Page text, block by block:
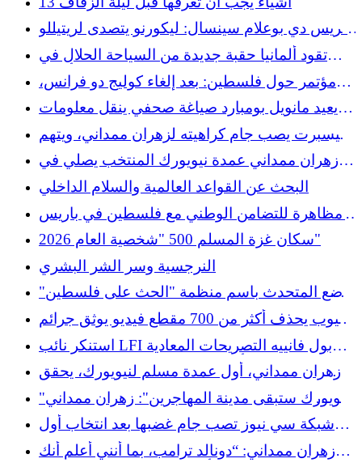
غريس دي بوعلام سينسال: ليكورنو يتصدى لريتيللو
دون ذكر اسمه
تقود ألمانيا حقبة جديدة من السياحة الحلال في
أوروبا
مؤتمر حول فلسطين: بعد إلغاء كوليج دو فرانس،
تحافظ منظمة CAEP على الحدث في باريس
يعيد مانويل بومبارد صياغة صحفي ينقل معلومات
كاذبة عن زهران ممداني
غيسبرت يصب جام كراهيته لزهران ممداني، ويتهم
زهران ممداني عمدة نيويورك المنتخب يصلي في
البحث عن القواعد العالمية والسلام الداخلي
مظاهرة للتضامن الوطني مع فلسطين في باريس
يوم السبت 29 نوفمبر
سكان غزة المسلم 500 "شخصية العام 2026"
النرجسية وسر الشر البشري
وضع المتحدث باسم منظمة "الحث على فلسطين"
عمر العسلومي في حجز الشرطة بتهمة "الاعتذار
عن الإرهاب"
يوتيوب يحذف أكثر من 700 مقطع فيديو يوثق جرائم
الحرب الإسرائيلية
استنكر نائب LFI بول فانييه التصريحات المعادية
للإسلام التي أدلى بها يائيل براون بيفيت، رئيس
الجمعية الوطنية
زهران ممداني، أول عمدة مسلم لنيويورك، يحقق
انتصارا تاريخيا
"نيويورك ستبقى مدينة المهاجرين": زهران ممداني
يحتفل بانتصاره
شبكة سي نيوز تصب جام غضبها بعد انتخاب أول
عمدة مسلم لمدينة نيويورك
زهران ممداني: “دونالد ترامب، بما أنني أعلم أنك